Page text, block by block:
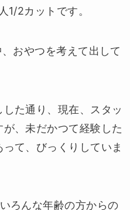
1/2カットです。
おやつを考えて出して
た通り、現在、スタッ
、未だかつて経験した
て、びっくりしていま
ろんな年齢の方からの